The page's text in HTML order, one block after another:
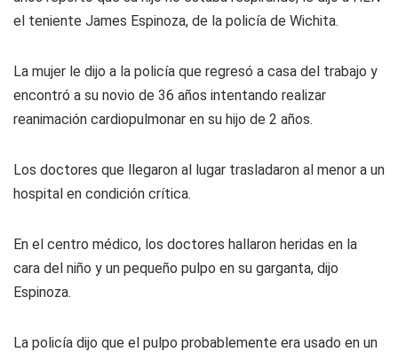
el teniente James Espinoza, de la policía de Wichita.
La mujer le dijo a la policía que regresó a casa del trabajo y
encontró a su novio de 36 años intentando realizar
reanimación cardiopulmonar en su hijo de 2 años.
Los doctores que llegaron al lugar trasladaron al menor a un
hospital en condición crítica.
En el centro médico, los doctores hallaron heridas en la
cara del niño y un pequeño pulpo en su garganta, dijo
Espinoza.
La policía dijo que el pulpo probablemente era usado en un